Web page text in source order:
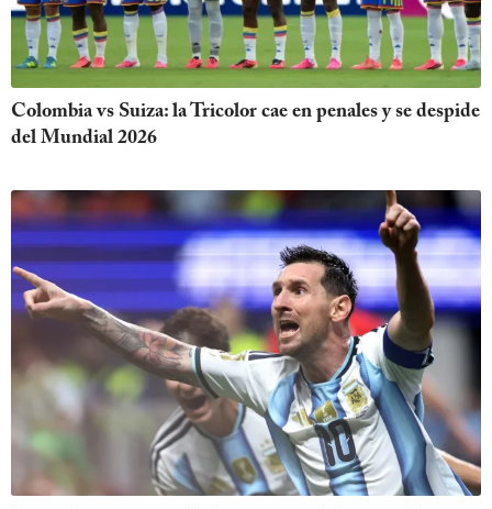
Colombia vs Suiza: la Tricolor cae en penales y se despide
del Mundial 2026